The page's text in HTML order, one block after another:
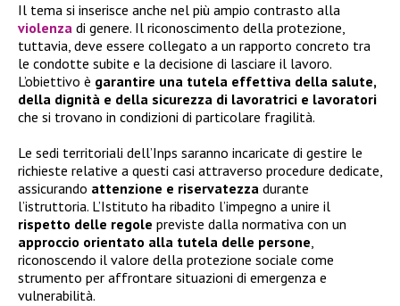
Il tema si inserisce anche nel più ampio contrasto alla
violenza di genere. Il riconoscimento della protezione,
tuttavia, deve essere collegato a un rapporto concreto tra
le condotte subite e la decisione di lasciare il lavoro.
L’obiettivo è garantire una tutela effettiva della salute,
della dignità e della sicurezza di lavoratrici e lavoratori
che si trovano in condizioni di particolare fragilità.
Le sedi territoriali dell’Inps saranno incaricate di gestire le
richieste relative a questi casi attraverso procedure dedicate,
assicurando attenzione e riservatezza durante
l’istruttoria. L’Istituto ha ribadito l’impegno a unire il
rispetto delle regole previste dalla normativa con un
approccio orientato alla tutela delle persone,
riconoscendo il valore della protezione sociale come
strumento per affrontare situazioni di emergenza e
vulnerabilità.